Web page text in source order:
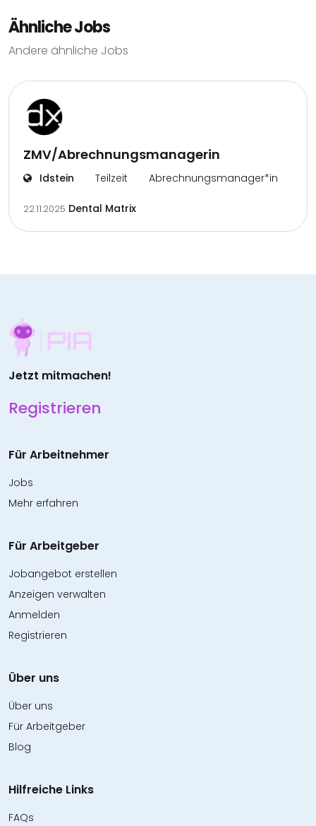
Ähnliche Jobs
Andere ähnliche Jobs
ZMV/Abrechnungsmanagerin
Idstein Teilzeit Abrechnungsmanager*in
22.11.2025 Dental Matrix
Jetzt mitmachen!
Registrieren
Für Arbeitnehmer
Jobs
Mehr erfahren
Für Arbeitgeber
Jobangebot erstellen
Anzeigen verwalten
Anmelden
Registrieren
Über uns
Über uns
Für Arbeitgeber
Blog
Hilfreiche Links
FAQs